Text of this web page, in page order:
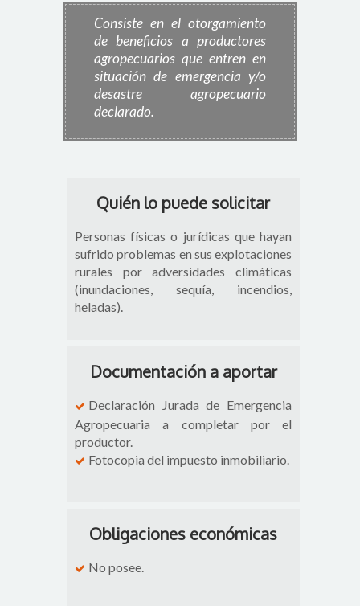
Consiste en el otorgamiento
de beneficios a productores
agropecuarios que entren en
situación de emergencia y/o
desastre agropecuario
declarado.
Quién lo puede solicitar
Personas físicas o jurídicas que hayan
sufrido problemas en sus explotaciones
rurales por adversidades climáticas
(inundaciones, sequía, incendios,
heladas).
Documentación a aportar
Declaración Jurada de Emergencia
Agropecuaria a completar por el
productor.
Fotocopia del impuesto inmobiliario.
Obligaciones económicas
No posee.